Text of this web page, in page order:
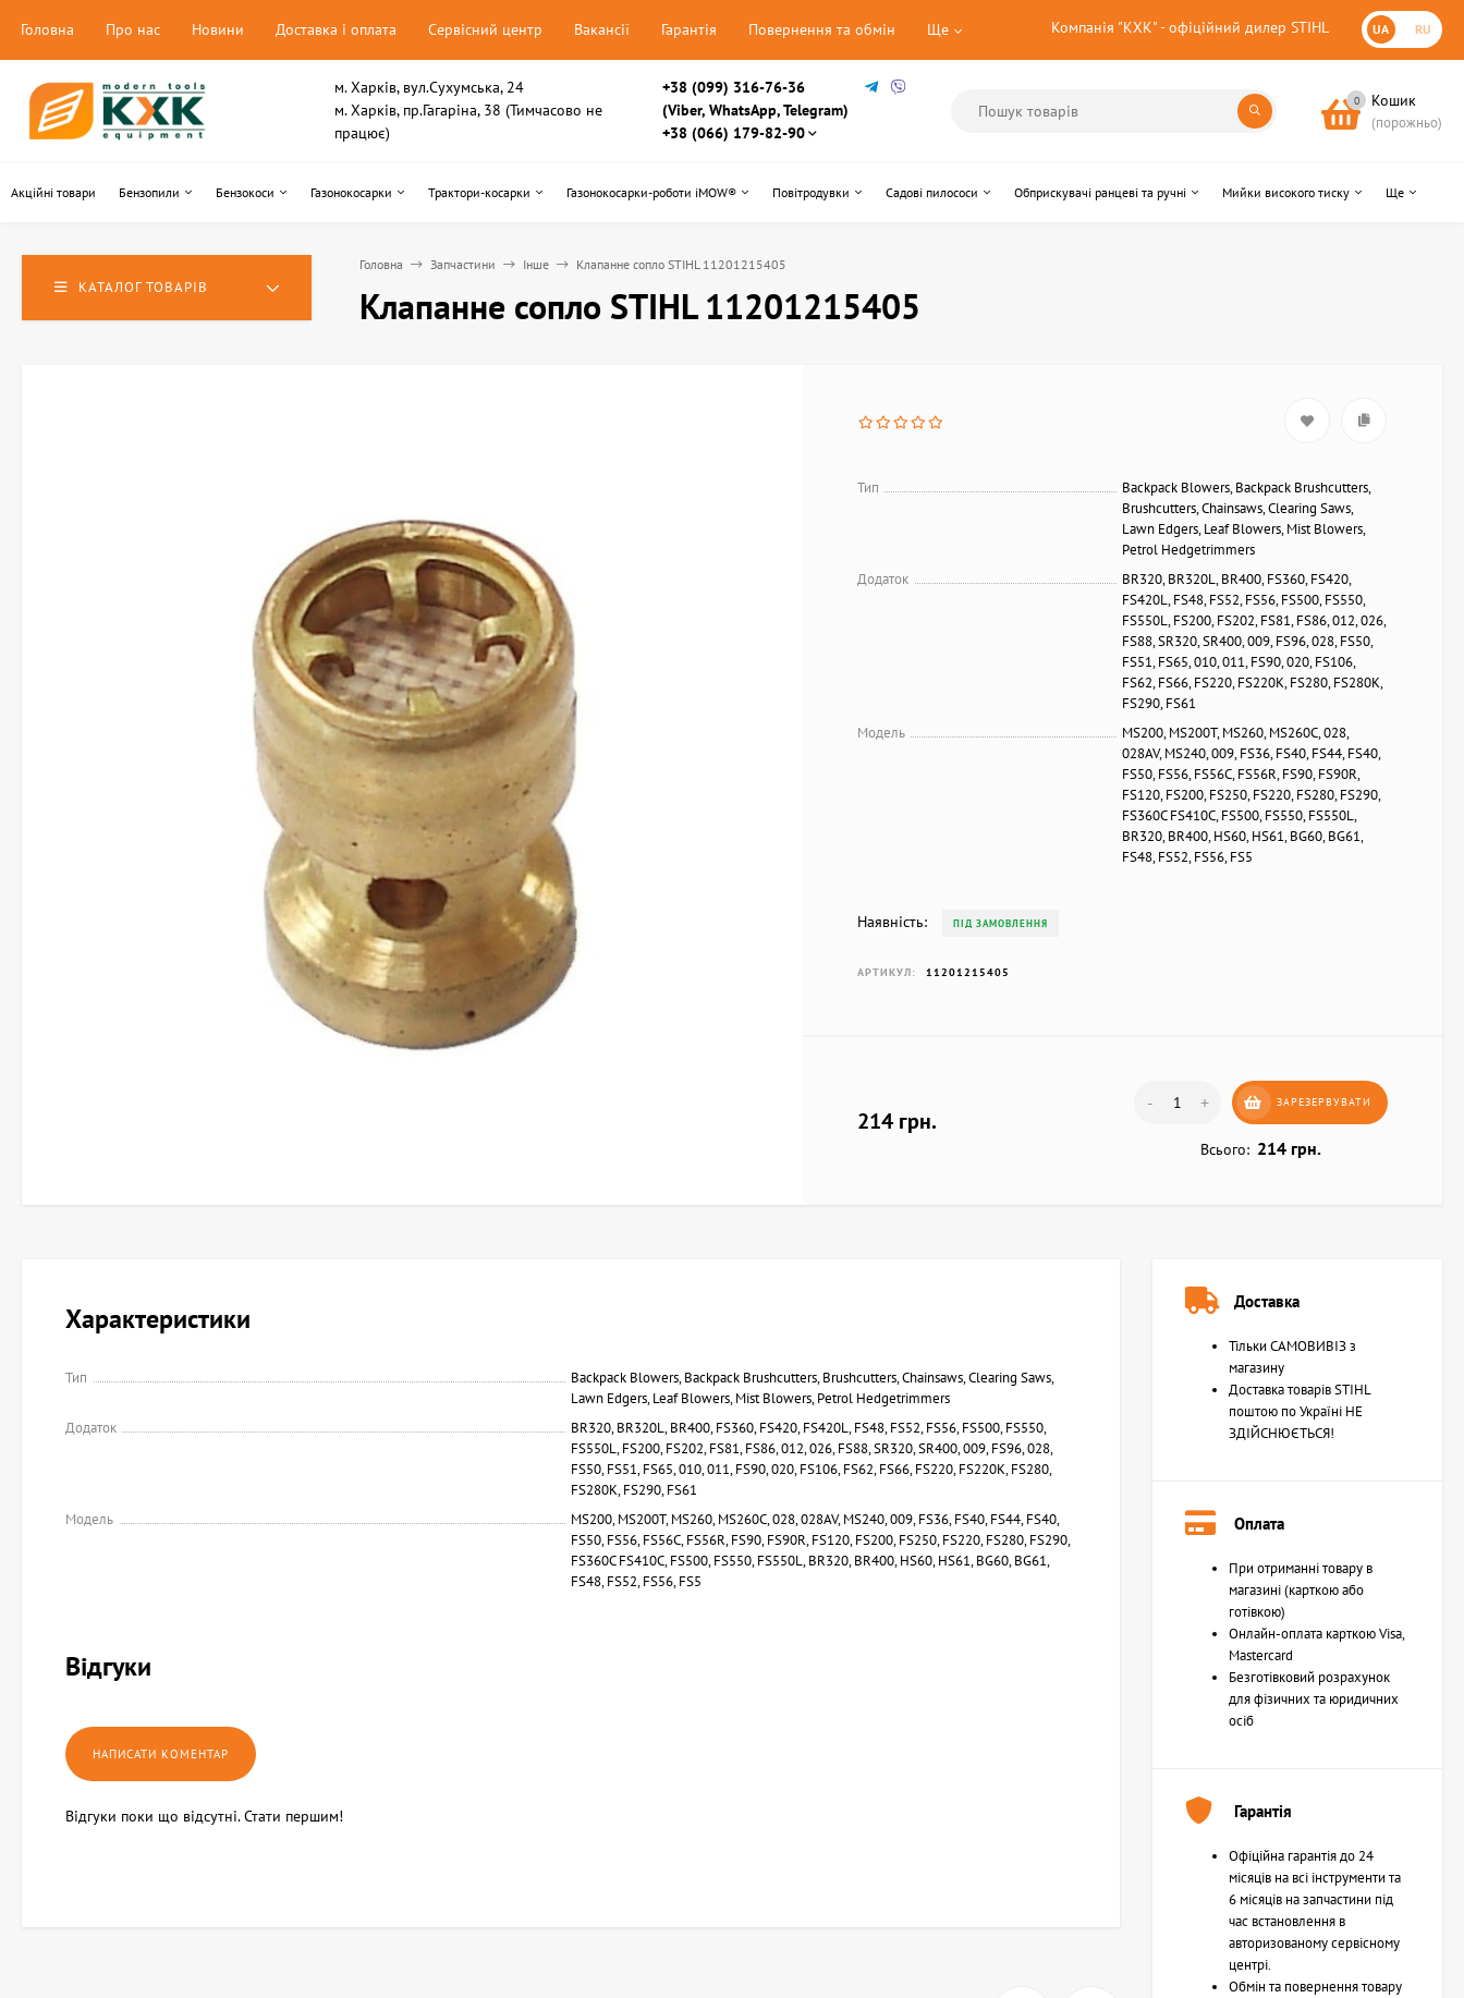
Компанія "КХК" - офіційний дилер STIHL UA RU
Головна Про нас Новини Доставка і оплата Сервісний центр Вакансії Гарантія Повернення та обмін Ще
м. Харків, вул.Сухумська, 24
м. Харків, пр.Гагаріна, 38 (Тимчасово не
працює)
+38 (099) 316-76-36
(Viber, WhatsApp, Telegram)
+38 (066) 179-82-90
0 Кошик
(порожньо)
Акційні товари Бензопили Бензокоси Газонокосарки Трактори-косарки Газонокосарки-роботи iMOW® Повітродувки Садові пилососи Обприскувачі ранцеві та ручні Мийки високого тиску Ще
КАТАЛОГ ТОВАРІВ
Головна Запчастини Інше Клапанне сопло STIHL 11201215405
Клапанне сопло STIHL 11201215405
Тип
Backpack Blowers, Backpack Brushcutters,
Brushcutters, Chainsaws, Clearing Saws,
Lawn Edgers, Leaf Blowers, Mist Blowers,
Petrol Hedgetrimmers
Додаток
BR320, BR320L, BR400, FS360, FS420,
FS420L, FS48, FS52, FS56, FS500, FS550,
FS550L, FS200, FS202, FS81, FS86, 012, 026,
FS88, SR320, SR400, 009, FS96, 028, FS50,
FS51, FS65, 010, 011, FS90, 020, FS106,
FS62, FS66, FS220, FS220K, FS280, FS280K,
FS290, FS61
Модель
MS200, MS200T, MS260, MS260C, 028,
028AV, MS240, 009, FS36, FS40, FS44, FS40,
FS50, FS56, FS56C, FS56R, FS90, FS90R,
FS120, FS200, FS250, FS220, FS280, FS290,
FS360C FS410C, FS500, FS550, FS550L,
BR320, BR400, HS60, HS61, BG60, BG61,
FS48, FS52, FS56, FS5
Наявність: ПІД ЗАМОВЛЕННЯ
АРТИКУЛ: 11201215405
214 грн.
- + ЗАРЕЗЕРВУВАТИ
Всього: 214 грн.
Характеристики
Тип
Backpack Blowers, Backpack Brushcutters, Brushcutters, Chainsaws, Clearing Saws,
Lawn Edgers, Leaf Blowers, Mist Blowers, Petrol Hedgetrimmers
Додаток
BR320, BR320L, BR400, FS360, FS420, FS420L, FS48, FS52, FS56, FS500, FS550,
FS550L, FS200, FS202, FS81, FS86, 012, 026, FS88, SR320, SR400, 009, FS96, 028,
FS50, FS51, FS65, 010, 011, FS90, 020, FS106, FS62, FS66, FS220, FS220K, FS280,
FS280K, FS290, FS61
Модель
MS200, MS200T, MS260, MS260C, 028, 028AV, MS240, 009, FS36, FS40, FS44, FS40,
FS50, FS56, FS56C, FS56R, FS90, FS90R, FS120, FS200, FS250, FS220, FS280, FS290,
FS360C FS410C, FS500, FS550, FS550L, BR320, BR400, HS60, HS61, BG60, BG61,
FS48, FS52, FS56, FS5
Відгуки
Відгуки поки що відсутні. Стати першим!
Доставка
Тільки САМОВИВІЗ з
магазину
Доставка товарів STIHL
поштою по Україні НЕ
ЗДІЙСНЮЄТЬСЯ!
Оплата
При отриманні товару в
магазині (карткою або
готівкою)
Онлайн-оплата карткою Visa,
Mastercard
Безготівковий розрахунок
для фізичних та юридичних
осіб
Гарантія
Офіційна гарантія до 24
місяців на всі інструменти та
6 місяців на запчастини під
час встановлення в
авторизованому сервісному
центрі.
Обмін та повернення товару